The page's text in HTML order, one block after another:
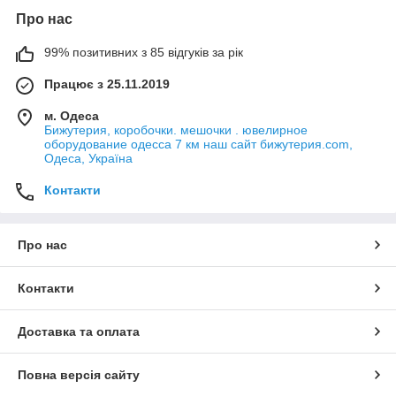
Про нас
99% позитивних з 85 відгуків за рік
Працює з 25.11.2019
м. Одеса
Бижутерия, коробочки. мешочки . ювелирное
оборудование одесса 7 км наш сайт бижутерия.com,
Одеса, Україна
Контакти
Про нас
Контакти
Доставка та оплата
Повна версія сайту